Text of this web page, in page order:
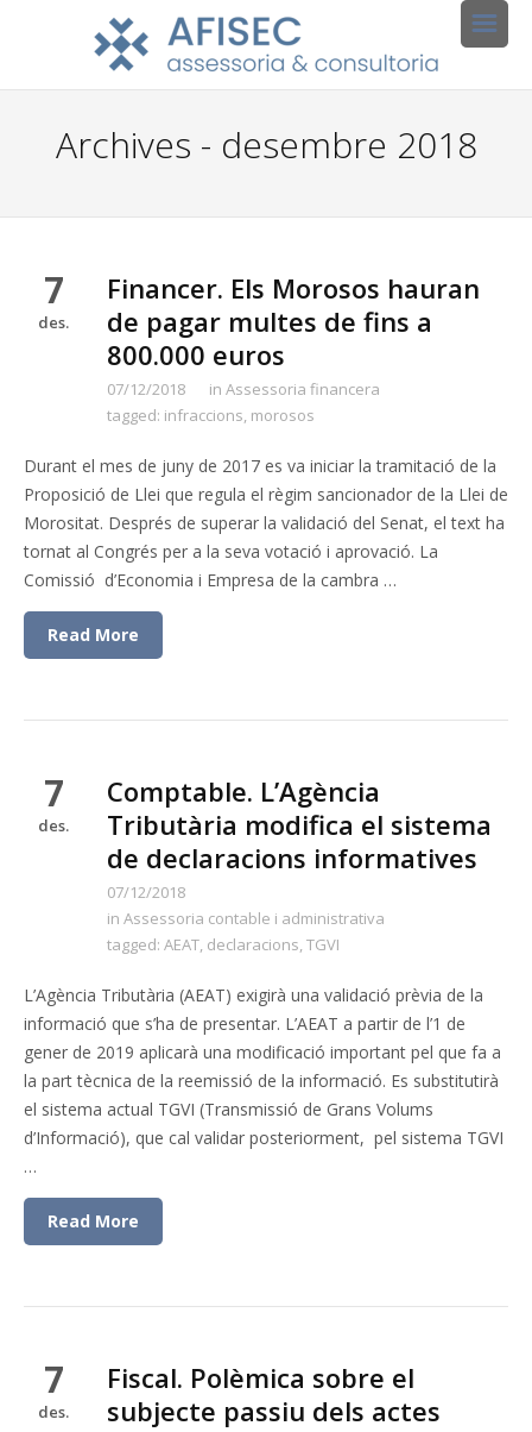
Archives - desembre 2018
7
des.
Financer. Els Morosos hauran
de pagar multes de fins a
800.000 euros
07/12/2018 in Assessoria financera
tagged: infraccions, morosos
Durant el mes de juny de 2017 es va iniciar la tramitació de la
Proposició de Llei que regula el règim sancionador de la Llei de
Morositat. Després de superar la validació del Senat, el text ha
tornat al Congrés per a la seva votació i aprovació. La
Comissió d’Economia i Empresa de la cambra …
Read More
7
des.
Comptable. L’Agència
Tributària modifica el sistema
de declaracions informatives
07/12/2018
in Assessoria contable i administrativa
tagged: AEAT, declaracions,TGVI
L’Agència Tributària (AEAT) exigirà una validació prèvia de la
informació que s’ha de presentar. L’AEAT a partir de l’1 de
gener de 2019 aplicarà una modificació important pel que fa a
la part tècnica de la reemissió de la informació. Es substitutirà
el sistema actual TGVI (Transmissió de Grans Volums
d’Informació), que cal validar posteriorment, pel sistema TGVI
…
Read More
7
des.
Fiscal. Polèmica sobre el
subjecte passiu dels actes